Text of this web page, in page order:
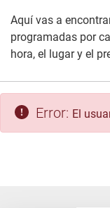
Aquí vas a
programadas por
hora, el lugar y el
Error: El